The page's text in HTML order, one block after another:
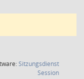
Sitzungsdienst
Session(Wird in